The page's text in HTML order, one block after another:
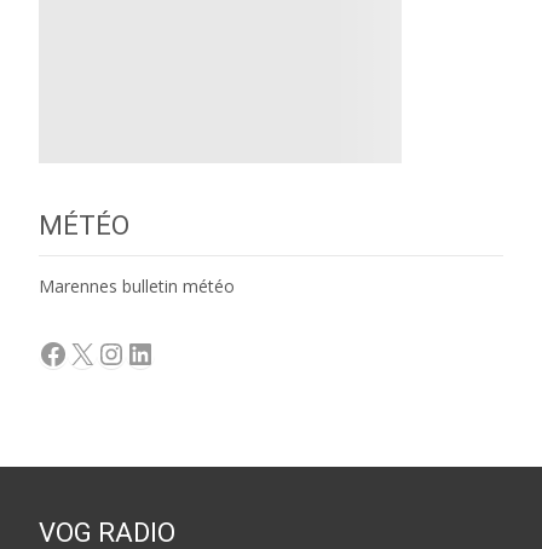
MÉTÉO
Marennes bulletin météo
Facebook
X Instagram
LinkedIn
VOG RADIO